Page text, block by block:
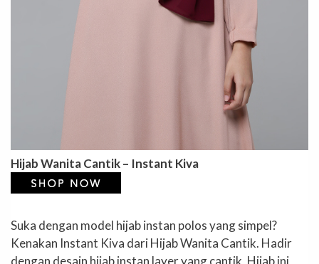
Hijab Wanita Cantik – Instant Kiva
Suka dengan model hijab instan polos yang simpel?
Kenakan Instant Kiva dari Hijab Wanita Cantik. Hadir
dengan desain hijab instan layer yang cantik. Hijab ini